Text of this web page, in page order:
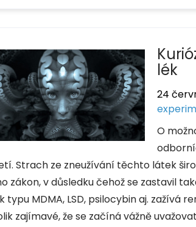
lék
24
O
Strach ze zneužívání těchto látek
zákon, v důsledku čehož se zastavil
typu MDMA, LSD, psilocybin aj. zažívá
zajímavé, že se začíná vážně